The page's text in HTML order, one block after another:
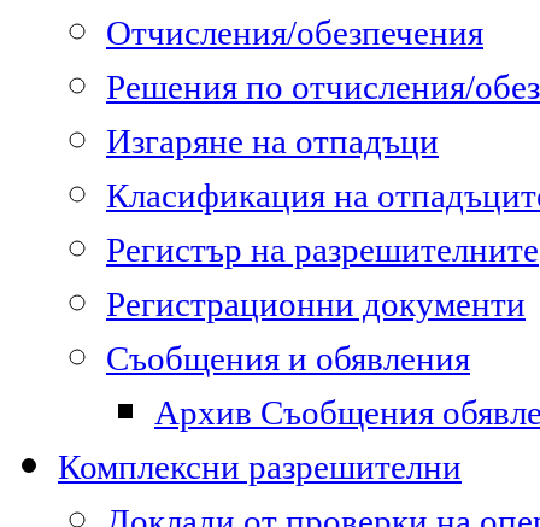
Отчисления/обезпечения
Решения по отчисления/
Изгаряне на отпадъци
Класификация на
Регистър на разрешителните
Регистрационни документи
Съобщения и обявления
Архив Съобщения
Комплексни разрешителни